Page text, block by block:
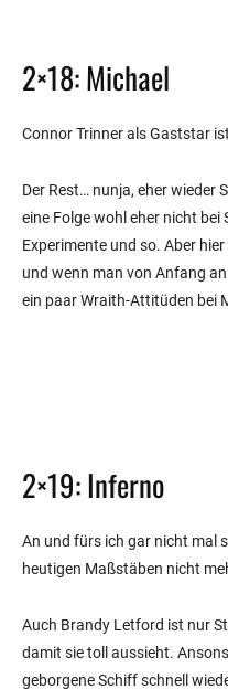
2×18: Michael
Connor Trinner als Gaststar
Der Rest… nunja, eher wieder
eine Folge wohl eher nicht bei
Experimente und so. Aber
und wenn man von Anfang
ein paar Wraith-Attitüden bei
2×19: Inferno
An und fürs ich gar nicht mal
heutigen Maßstäben nicht
Auch Brandy Letford ist nur
damit sie toll aussieht.
geborgene Schiff schnell